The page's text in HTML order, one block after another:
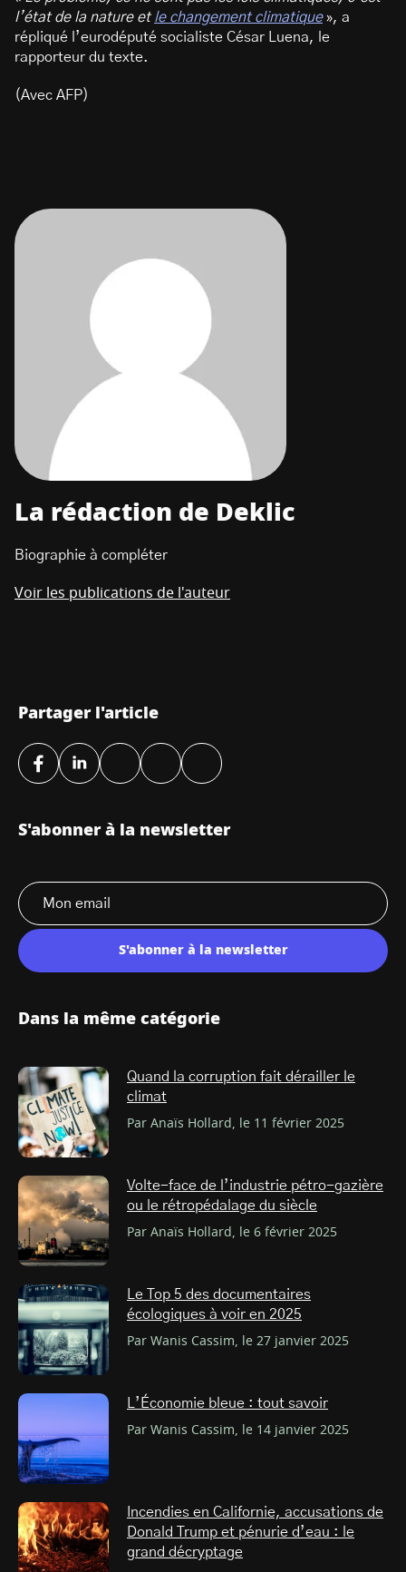
l’état de la nature etle changement climatique», a
répliqué l’eurodéputé socialiste César Luena, le
rapporteur du texte.
(Avec AFP)
La rédaction de Deklic
Biographie à compléter
Voir les publications de l'auteur
Partager l'article
S'abonner à la newsletter
S'abonner à la newsletter
Dans la même catégorie
Quand la corruption fait dérailler le
climat
Par Anaïs Hollard, le 11 février 2025
Volte-face de l’industrie pétro-gazière
ou le rétropédalage du siècle
Par Anaïs Hollard, le 6 février 2025
Le Top 5 des documentaires
écologiques à voir en 2025
Par Wanis Cassim, le 27 janvier 2025
L’Économie bleue : tout savoir
Par Wanis Cassim, le 14 janvier 2025
Incendies en Californie, accusations de
Donald Trump et pénurie d’eau : le
grand décryptage